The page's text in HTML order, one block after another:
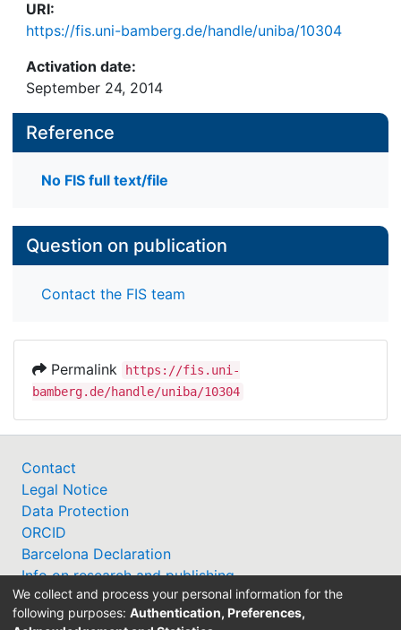
URI:
https://fis.uni-bamberg.de/handle/uniba/10304
Activation date:
September 24, 2014
Reference
No FIS full text/file
Question on publication
Contact the FIS team
Permalink
https://fis.uni-
bamberg.de/handle/uniba/10304
Contact
Legal Notice
Data Protection
ORCID
Barcelona Declaration
Info on research and publishing
Professor Catalogue
We collect and process your personal information for the
following purposes: Authentication, Preferences,